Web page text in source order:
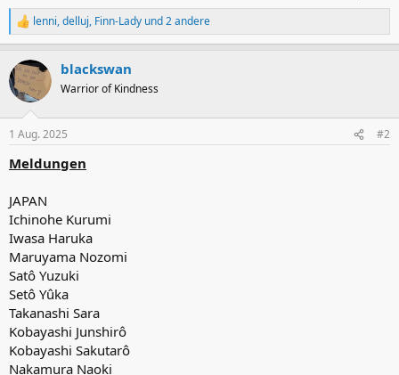
R
e
k
t
i
e
:
lenni,delluj, Finn-Lady und 2 andere
blackswan
Warrior of Kindness
1 Aug. 2025 #2
Meldungen
JAPAN
Ichinohe Kurumi
Iwasa Haruka
Maruyama Nozomi
Satô Yuzuki
Setô Yûka
Takanashi Sara
Kobayashi Junshirô
Kobayashi Sakutarô
Nakamura Naoki